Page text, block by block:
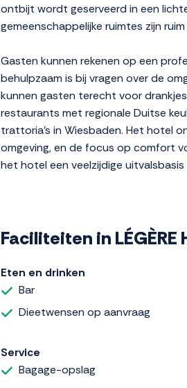
ontbijt wordt geserveerd in een
gemeenschappelijke ruimtes zijn
Gasten kunnen rekenen op een
behulpzaam is bij vragen over de
kunnen gasten terecht voor
restaurants met regionale Duitse
trattoria's in Wiesbaden. Het hotel
omgeving, en de focus op comfort
het hotel een veelzijdige
Faciliteiten in
Eten en drinken
Bar
Dieetwensen op aanvraag
Service
Bagage-opslag